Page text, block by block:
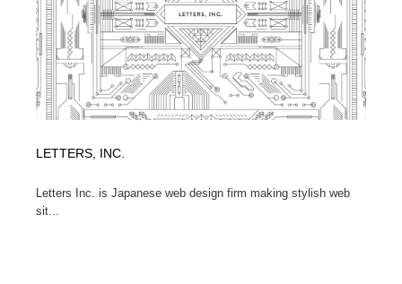
LETTERS, INC.
Letters Inc. is Japanese web design firm making stylish web
sit...